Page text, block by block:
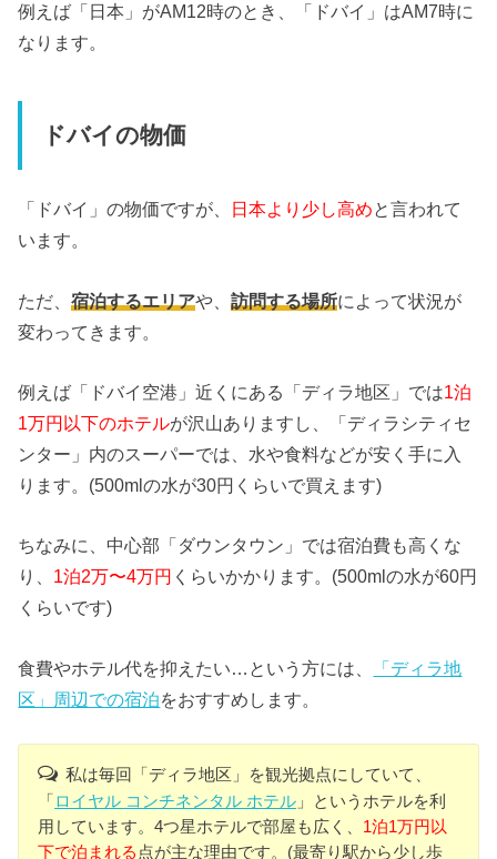
例えば「日本」がAM12時のとき、「ドバイ」はAM7時に
なります。
ドバイの物価
「ドバイ」の物価ですが、 日本より少し高めと言われて
います。
ただ、宿泊するエリアや、訪問する場所によって状況が
変わってきます。
例えば「ドバイ空港」近くにある「ディラ地区」では1泊
1万円以下のホテルが沢山ありますし、「ディラシティセ
ンター」内のスーパーでは、水や食料などが安く手に入
ります。(500mlの水が30円くらいで買えます)
ちなみに、中心部「ダウンタウン」では宿泊費も高くな
り、 1泊2万〜4万円 くらいかかります。(500mlの水が60円
くらいです)
食費やホテル代を抑えたい…という方には、
「ディラ地
区」周辺での宿泊をおすすめします。
私は毎回「ディラ地区」を観光拠点にしていて、
「ロイヤル コンチネンタル ホテル 」というホテルを利
用しています。4つ星ホテルで部屋も広く、 1泊1万円以
下で泊まれる 点が主な理由です。(最寄り駅から少し歩